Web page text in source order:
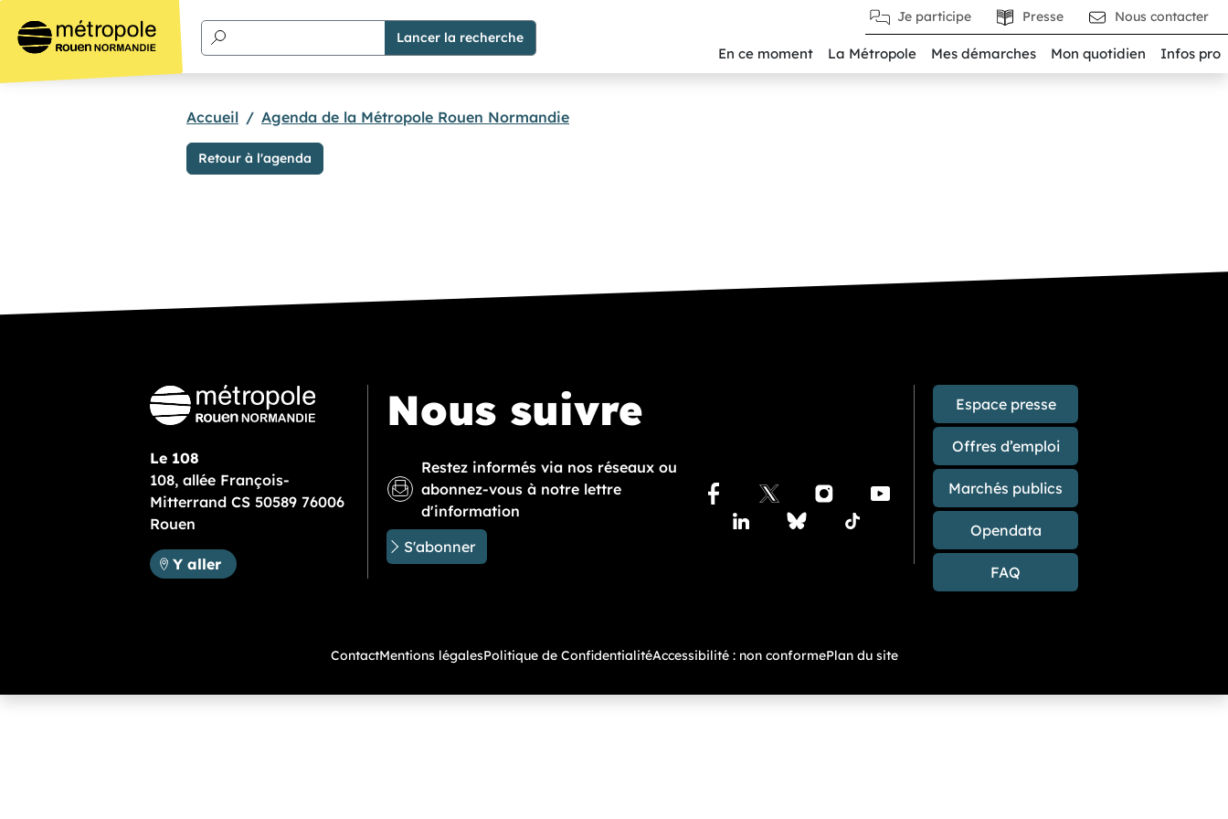
Aller au contenu principal Je participe Presse Nous contacter
En ce moment La Métropole Mes démarches Mon quotidien Infos pro
Accueil Agenda de la Métropole Rouen Normandie
Retour à l'agenda
Le 108
108, allée François-
Mitterrand CS 50589 76006
Rouen
Métropole Rouen Normandie :
Y aller
Nous suivre
Restez informés via nos réseaux ou
abonnez-vous à notre lettre
d'information
S'abonner
Accédez à nos publications sur les réseaux sociaux
Facebook
X InstagramYoutube
LindedinBluesky TikTok
Espace presse
Offres d’emploi
Marchés publics
Opendata
FAQ
ContactMentions légalesPolitique de ConfidentialitéAccessibilité : non conformePlan du site